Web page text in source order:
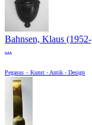
Bahnsen, Klaus
...
Pegasus – Kunst - Antik - Design